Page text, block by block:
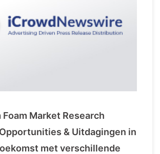
Market Research
& Uitdagingen in
met verschillende